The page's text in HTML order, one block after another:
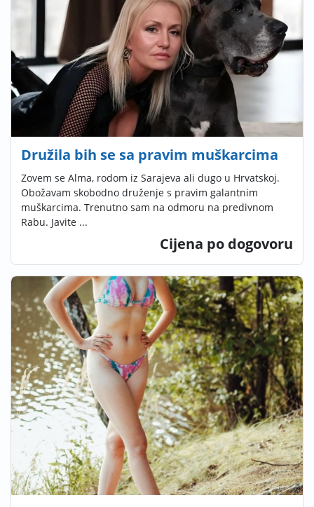
Družila bih se sa pravim muškarcima
Zovem se Alma, rodom iz Sarajeva ali dugo u Hrvatskoj.
Obožavam skobodno druženje s pravim galantnim
muškarcima. Trenutno sam na odmoru na predivnom
Rabu. Javite ...
Cijena po dogovoru